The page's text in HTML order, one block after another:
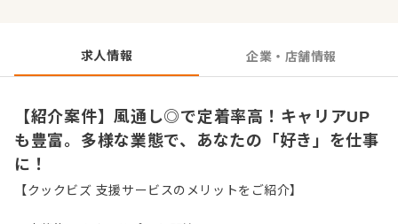
求人情報 企業・店舗情報
【紹介案件】風通し◎で定着率高！キャリアUP
も豊富。多様な業態で、あなたの「好き」を仕事
に！
【クックビズ 支援サービスのメリットをご紹介】